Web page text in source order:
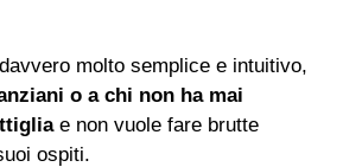
molto semplice e intuitivo,
o a chi non ha mai
e non vuole fare brutte
ospiti.